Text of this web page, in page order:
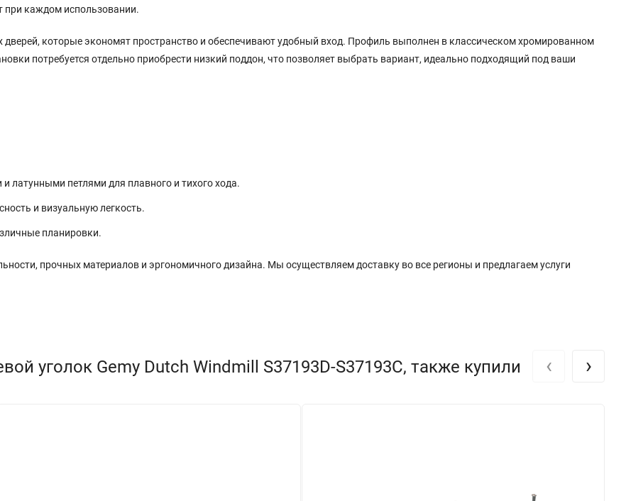
при каждом использовании.
которые экономят пространство и обеспечивают удобный вход. Профиль выполнен в классическом хромированном
потребуется отдельно приобрести низкий поддон, что позволяет выбрать вариант, идеально подходящий под ваши
латунными петлями для плавного и тихого хода.
и визуальную легкость.
планировки.
прочных материалов и эргономичного дизайна. Мы осуществляем доставку во все регионы и предлагаем услуги
уголок Gemy Dutch Windmill S37193D-S37193C, также купили ‹ ›